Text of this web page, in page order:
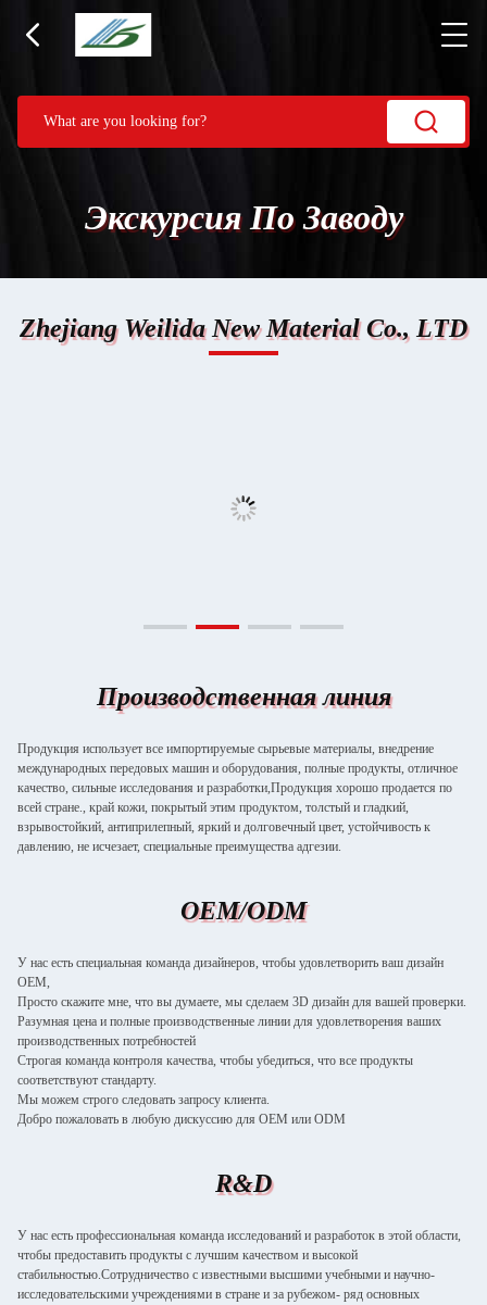
Экскурсия По Заводу
Zhejiang Weilida New Material Co., LTD
Производственная линия
Продукция использует все импортируемые сырьевые материалы, внедрение
международных передовых машин и оборудования, полные продукты, отличное
качество, сильные исследования и разработки,Продукция хорошо продается по
всей стране., край кожи, покрытый этим продуктом, толстый и гладкий,
взрывостойкий, антиприлепный, яркий и долговечный цвет, устойчивость к
давлению, не исчезает, специальные преимущества адгезии.
OEM/ODM
У нас есть специальная команда дизайнеров, чтобы удовлетворить ваш дизайн
OEM,
Просто скажите мне, что вы думаете, мы сделаем 3D дизайн для вашей проверки.
Разумная цена и полные производственные линии для удовлетворения ваших
производственных потребностей
Строгая команда контроля качества, чтобы убедиться, что все продукты
соответствуют стандарту.
Мы можем строго следовать запросу клиента.
Добро пожаловать в любую дискуссию для OEM или ODM
R&D
У нас есть профессиональная команда исследований и разработок в этой области,
чтобы предоставить продукты с лучшим качеством и высокой
стабильностью.Сотрудничество с известными высшими учебными и научно-
исследовательскими учреждениями в стране и за рубежом- ряд основных